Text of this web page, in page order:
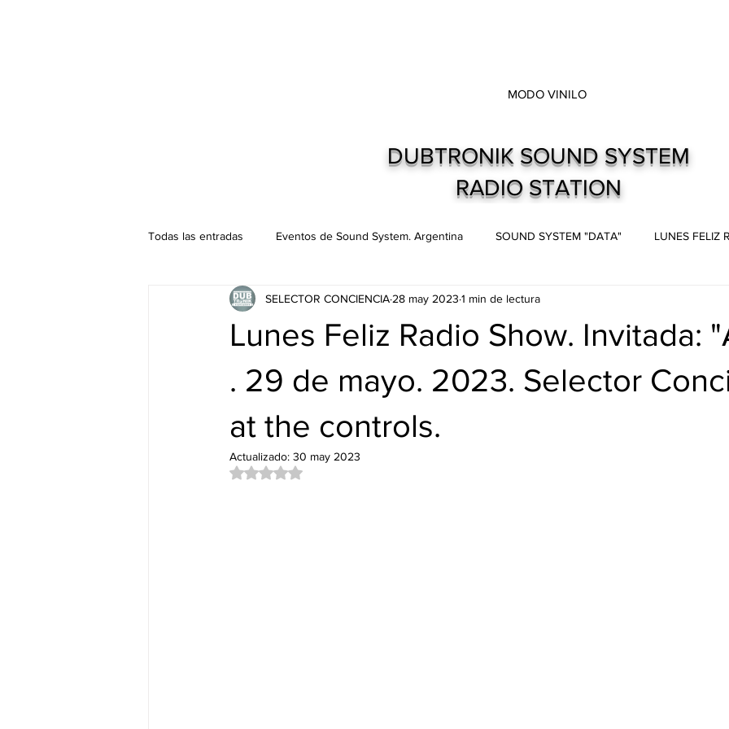
MODO VINILO
DUBTRONIK SOUND SYSTEM
RADIO STATION
Todas las entradas Eventos de Sound System. Argentina SOUND SYSTEM "DATA" LUNES FELIZ
Podcast. SOUNDMAN Mixtapes Live and direct. Shows. Recitales.
Nuevos Lanzamientos.
Lunes Feliz Radio Show. Invitada:
. 29 de mayo. 2023. Selector
at the controls.
SELECTOR CONCIENCIA 28 may 2023 1 min de lectura
Actualizado: 30 may 2023
Obtuvo NaN de 5 estrellas.